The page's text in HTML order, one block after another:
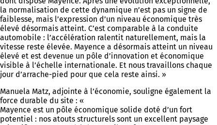
la normalisation de cette dynamique n’est pas un signe de
faiblesse, mais l’expression d’un niveau économique très
élevé désormais atteint. C’est comparable à la conduite
automobile : l’accélération ralentit naturellement, mais la
vitesse reste élevée. Mayence a désormais atteint un niveau
élevé et est devenue un pôle d’innovation et économique
visible à l’échelle internationale. Et nous travaillons chaque
jour d’arrache-pied pour que cela reste ainsi. »
Manuela Matz, adjointe à l’économie, souligne également la
force durable du site : «
Mayence est un pôle économique solide doté d’un fort
potentiel : nos atouts structurels sont un excellent paysage